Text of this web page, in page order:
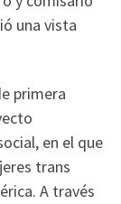
una vista
primera
en el que
trans
A través